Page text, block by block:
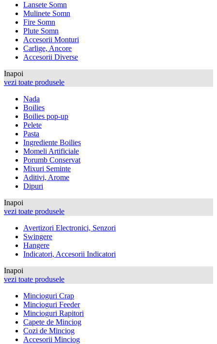
Lansete Somn
Mulinete Somn
Fire Somn
Plute Somn
Accesorii Monturi
Carlige, Ancore
Accesorii Diverse
Inapoi
vezi toate produsele
Nada
Boilies
Boilies pop-up
Pelete
Pasta
Ingrediente Boilies
Momeli Artificiale
Porumb Conservat
Mixuri Seminte
Aditivi, Arome
Dipuri
Inapoi
vezi toate produsele
Avertizori Electronici, Senzori
Swingere
Hangere
Indicatori, Accesorii Indicatori
Inapoi
vezi toate produsele
Mincioguri Crap
Mincioguri Feeder
Mincioguri Rapitori
Capete de Minciog
Cozi de Minciog
Accesorii Minciog